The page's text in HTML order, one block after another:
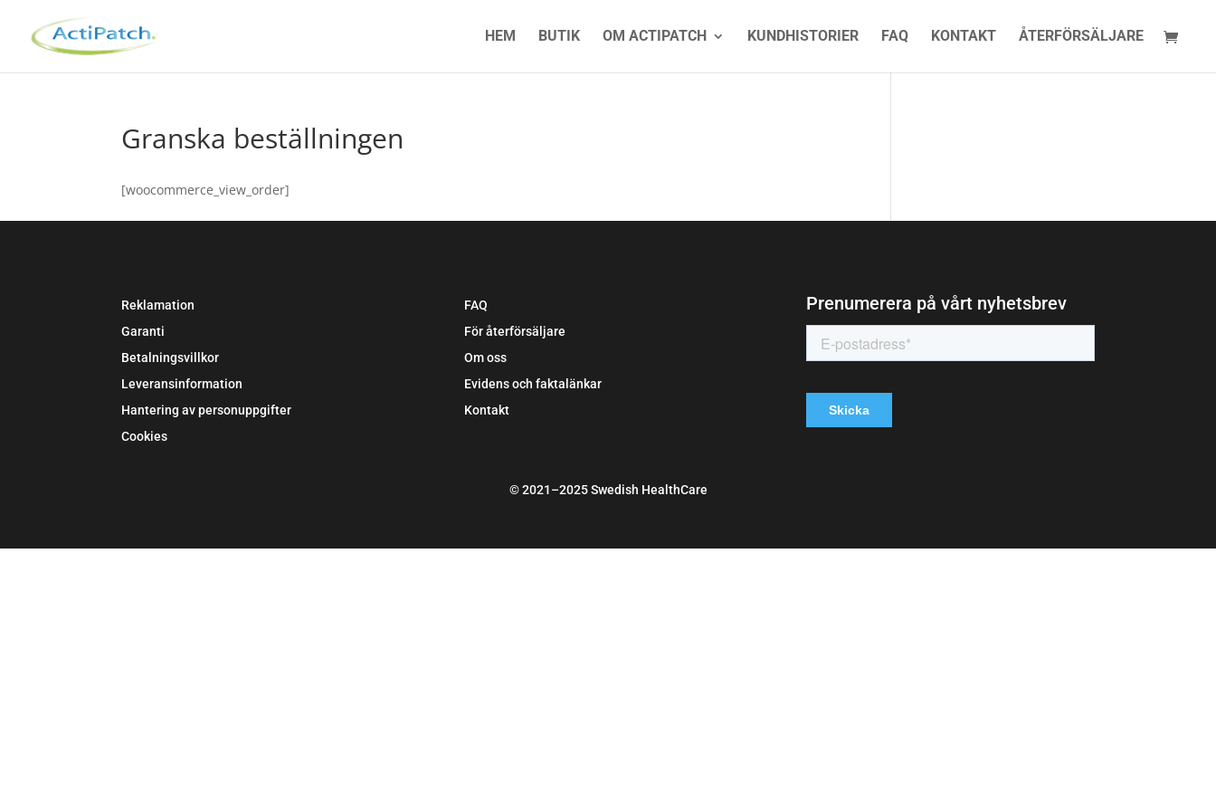
HEM BUTIK OM ACTIPATCH KUNDHISTORIER FAQ KONTAKT ÅTERFÖRSÄLJARE
Granska beställningen
[woocommerce_view_order]
Reklamation
Garanti
Betalningsvillkor
Leveransinformation
Hantering av personuppgifter
Cookies
FAQ
För återförsäljare
Om oss
Evidens och faktalänkar
Kontakt
Prenumerera på vårt nyhetsbrev
© 2021–2025 Swedish HealthCare